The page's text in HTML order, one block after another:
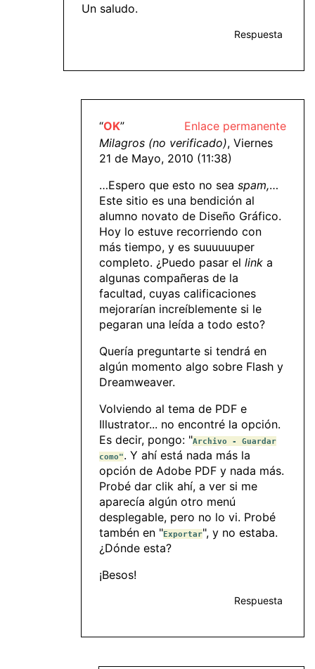
Un saludo.
Respuesta
Enlace permanente
“OK”
Milagros (no verificado), Viernes
21 de Mayo, 2010 (11:38)
…Espero que esto no sea spam,…
Este sitio es una bendición al
alumno novato de Diseño Gráfico.
Hoy lo estuve recorriendo con
más tiempo, y es suuuuuuper
completo. ¿Puedo pasar el link a
algunas compañeras de la
facultad, cuyas calificaciones
mejorarían increíblemente si le
pegaran una leída a todo esto?
Quería preguntarte si tendrá en
algún momento algo sobre Flash y
Dreamweaver.
Volviendo al tema de PDF e
Illustrator... no encontré la opción.
Es decir, pongo: "Archivo - Guardar
como". Y ahí está nada más la
opción de Adobe PDF y nada más.
Probé dar clik ahí, a ver si me
aparecía algún otro menú
desplegable, pero no lo vi. Probé
tambén en "Exportar", y no estaba.
¿Dónde esta?
¡Besos!
Respuesta